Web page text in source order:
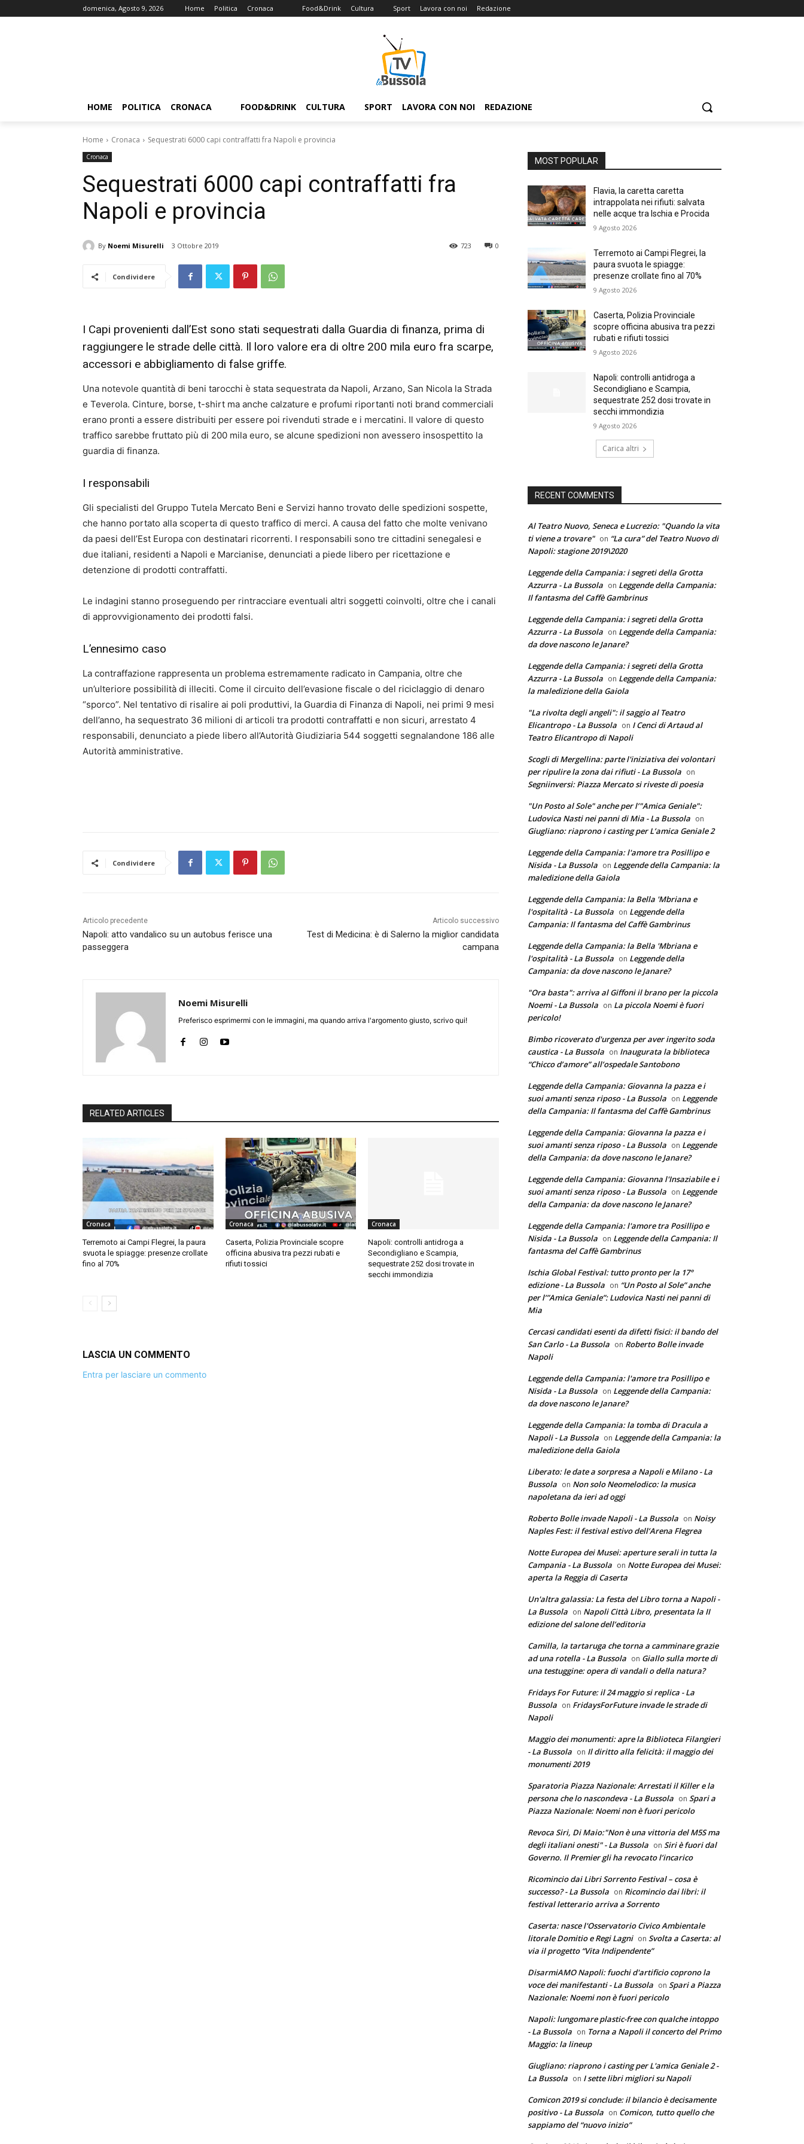
domenica, Agosto 9, 2026 Home Politica Cronaca Food&Drink Cultura Sport Lavora con noi Redazione
HOME POLITICA CRONACA FOOD&DRINK CULTURA SPORT LAVORA CON NOI REDAZIONE
Home Cronaca Sequestrati 6000 capi contraffatti fra Napoli e provincia
Cronaca
Sequestrati 6000 capi contraffatti fra
Napoli e provincia
By Noemi Misurelli 3 Ottobre 2019 0
723
Condividere
I Capi provenienti dall’Est sono stati sequestrati dalla Guardia di finanza, prima di
raggiungere le strade delle città. Il loro valore era di oltre 200 mila euro fra scarpe,
accessori e abbigliamento di false griffe.
Una notevole quantità di beni tarocchi è stata sequestrata da Napoli, Arzano, San Nicola la Strada
e Teverola. Cinture, borse, t-shirt ma anche calzature e profumi riportanti noti brand commerciali
erano pronti a essere distribuiti per essere poi rivenduti strade e i mercatini. Il valore di questo
traffico sarebbe fruttato più di 200 mila euro, se alcune spedizioni non avessero insospettito la
guardia di finanza.
I responsabili
Gli specialisti del Gruppo Tutela Mercato Beni e Servizi hanno trovato delle spedizioni sospette,
che hanno portato alla scoperta di questo traffico di merci. A causa del fatto che molte venivano
da paesi dell’Est Europa con destinatari ricorrenti. I responsabili sono tre cittadini senegalesi e
due italiani, residenti a Napoli e Marcianise, denunciati a piede libero per ricettazione e
detenzione di prodotti contraffatti.
Le indagini stanno proseguendo per rintracciare eventuali altri soggetti coinvolti, oltre che i canali
di approvvigionamento dei prodotti falsi.
L’ennesimo caso
La contraffazione rappresenta un problema estremamente radicato in Campania, oltre che
un’ulteriore possibilità di illeciti. Come il circuito dell’evasione fiscale o del riciclaggio di denaro
“sporco”. Nel tentativo di risalire ai poli produttivi, la Guardia di Finanza di Napoli, nei primi 9 mesi
dell’anno, ha sequestrato 36 milioni di articoli tra prodotti contraffatti e non sicuri, arrestato 4
responsabili, denunciato a piede libero all’Autorità Giudiziaria 544 soggetti segnalandone 186 alle
Autorità amministrative.
Condividere
Articolo precedente
Napoli: atto vandalico su un autobus ferisce una
passeggera
Articolo successivo
Test di Medicina: è di Salerno la miglior candidata
campana
Noemi Misurelli
Preferisco esprimermi con le immagini, ma quando arriva l'argomento giusto, scrivo qui!
RELATED ARTICLES
Cronaca
Terremoto ai Campi Flegrei, la paura
svuota le spiagge: presenze crollate
fino al 70%
Cronaca
Caserta, Polizia Provinciale scopre
officina abusiva tra pezzi rubati e
rifiuti tossici
Cronaca
Napoli: controlli antidroga a
Secondigliano e Scampia,
sequestrate 252 dosi trovate in
secchi immondizia
LASCIA UN COMMENTO
Entra per lasciare un commento
MOST POPULAR
Flavia, la caretta caretta
intrappolata nei rifiuti: salvata
nelle acque tra Ischia e Procida
9 Agosto 2026
Terremoto ai Campi Flegrei, la
paura svuota le spiagge:
presenze crollate fino al 70%
9 Agosto 2026
Caserta, Polizia Provinciale
scopre officina abusiva tra pezzi
rubati e rifiuti tossici
9 Agosto 2026
Napoli: controlli antidroga a
Secondigliano e Scampia,
sequestrate 252 dosi trovate in
secchi immondizia
9 Agosto 2026
Carica altri
RECENT COMMENTS
Al Teatro Nuovo, Seneca e Lucrezio: "Quando la vita
ti viene a trovare" on “La cura” del Teatro Nuovo di
Napoli: stagione 2019\2020
Leggende della Campania: i segreti della Grotta
Azzurra - La Bussola on Leggende della Campania:
Il fantasma del Caffè Gambrinus
Leggende della Campania: i segreti della Grotta
Azzurra - La Bussola on Leggende della Campania:
da dove nascono le Janare?
Leggende della Campania: i segreti della Grotta
Azzurra - La Bussola on Leggende della Campania:
la maledizione della Gaiola
"La rivolta degli angeli": il saggio al Teatro
Elicantropo - La Bussola on I Cenci di Artaud al
Teatro Elicantropo di Napoli
Scogli di Mergellina: parte l'iniziativa dei volontari
per ripulire la zona dai rifiuti - La Bussola on
Segniinversi: Piazza Mercato si riveste di poesia
"Un Posto al Sole" anche per l’"Amica Geniale":
Ludovica Nasti nei panni di Mia - La Bussola on
Giugliano: riaprono i casting per L’amica Geniale 2
Leggende della Campania: l'amore tra Posillipo e
Nisida - La Bussola on Leggende della Campania: la
maledizione della Gaiola
Leggende della Campania: la Bella 'Mbriana e
l'ospitalità - La Bussola on Leggende della
Campania: Il fantasma del Caffè Gambrinus
Leggende della Campania: la Bella 'Mbriana e
l'ospitalità - La Bussola on Leggende della
Campania: da dove nascono le Janare?
"Ora basta": arriva al Giffoni il brano per la piccola
Noemi - La Bussola on La piccola Noemi è fuori
pericolo!
Bimbo ricoverato d'urgenza per aver ingerito soda
caustica - La Bussola on Inaugurata la biblioteca
“Chicco d’amore” all’ospedale Santobono
Leggende della Campania: Giovanna la pazza e i
suoi amanti senza riposo - La Bussola on Leggende
della Campania: Il fantasma del Caffè Gambrinus
Leggende della Campania: Giovanna la pazza e i
suoi amanti senza riposo - La Bussola on Leggende
della Campania: da dove nascono le Janare?
Leggende della Campania: Giovanna l'Insaziabile e i
suoi amanti senza riposo - La Bussola on Leggende
della Campania: da dove nascono le Janare?
Leggende della Campania: l'amore tra Posillipo e
Nisida - La Bussola on Leggende della Campania: Il
fantasma del Caffè Gambrinus
Ischia Global Festival: tutto pronto per la 17°
edizione - La Bussola on “Un Posto al Sole” anche
per l’”Amica Geniale”: Ludovica Nasti nei panni di
Mia
Cercasi candidati esenti da difetti fisici: il bando del
San Carlo - La Bussola on Roberto Bolle invade
Napoli
Leggende della Campania: l'amore tra Posillipo e
Nisida - La Bussola on Leggende della Campania:
da dove nascono le Janare?
Leggende della Campania: la tomba di Dracula a
Napoli - La Bussola on Leggende della Campania: la
maledizione della Gaiola
Liberato: le date a sorpresa a Napoli e Milano - La
Bussola on Non solo Neomelodico: la musica
napoletana da ieri ad oggi
Roberto Bolle invade Napoli - La Bussola on Noisy
Naples Fest: il festival estivo dell’Arena Flegrea
Notte Europea dei Musei: aperture serali in tutta la
Campania - La Bussola on Notte Europea dei Musei:
aperta la Reggia di Caserta
Un'altra galassia: La festa del Libro torna a Napoli -
La Bussola on Napoli Città Libro, presentata la II
edizione del salone dell’editoria
Camilla, la tartaruga che torna a camminare grazie
ad una rotella - La Bussola on Giallo sulla morte di
una testuggine: opera di vandali o della natura?
Fridays For Future: il 24 maggio si replica - La
Bussola on FridaysForFuture invade le strade di
Napoli
Maggio dei monumenti: apre la Biblioteca Filangieri
- La Bussola on Il diritto alla felicità: il maggio dei
monumenti 2019
Sparatoria Piazza Nazionale: Arrestati il Killer e la
persona che lo nascondeva - La Bussola on Spari a
Piazza Nazionale: Noemi non è fuori pericolo
Revoca Siri, Di Maio:"Non è una vittoria del M5S ma
degli italiani onesti" - La Bussola on Siri è fuori dal
Governo. Il Premier gli ha revocato l’incarico
Ricomincio dai Libri Sorrento Festival – cosa è
successo? - La Bussola on Ricomincio dai libri: il
festival letterario arriva a Sorrento
Caserta: nasce l'Osservatorio Civico Ambientale
litorale Domitio e Regi Lagni on Svolta a Caserta: al
via il progetto “Vita Indipendente”
DisarmiAMO Napoli: fuochi d'artificio coprono la
voce dei manifestanti - La Bussola on Spari a Piazza
Nazionale: Noemi non è fuori pericolo
Napoli: lungomare plastic-free con qualche intoppo
- La Bussola on Torna a Napoli il concerto del Primo
Maggio: la lineup
Giugliano: riaprono i casting per L'amica Geniale 2 -
La Bussola on I sette libri migliori su Napoli
Comicon 2019 si conclude: il bilancio è decisamente
positivo - La Bussola on Comicon, tutto quello che
sappiamo del “nuovo inizio”